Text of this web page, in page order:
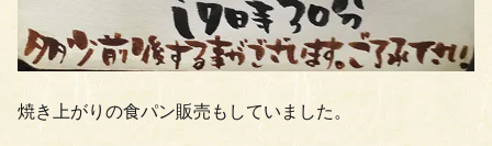
焼き上がりの食パン販売もしていました。